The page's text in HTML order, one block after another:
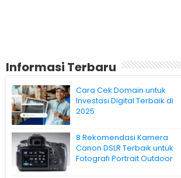
Informasi Terbaru
Cara Cek Domain untuk
Investasi Digital Terbaik di
2025
8 Rekomendasi Kamera
Canon DSLR Terbaik untuk
Fotografi Portrait Outdoor